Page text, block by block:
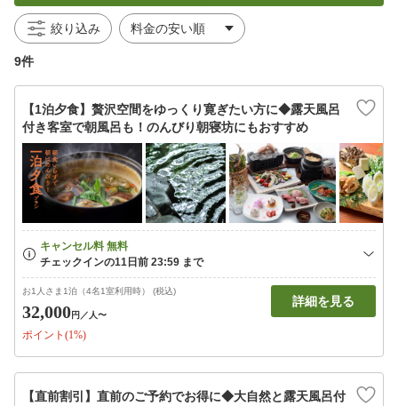
絞り込み
9件
【1泊夕食】贅沢空間をゆっくり寛ぎたい方に◆露天風呂
付き客室で朝風呂も！のんびり朝寝坊にもおすすめ
お1人さま1泊（4名1室利用時） (税込)
32,000円 ／人〜
ポイント(1%)
詳細を見る
【直前割引】直前のご予約でお得に◆大自然と露天風呂付